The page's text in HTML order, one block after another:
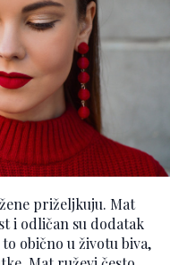
priželjkuju. Mat
i odličan su dodatak
obično u životu biva,